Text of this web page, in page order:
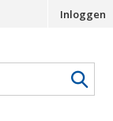
Inloggen